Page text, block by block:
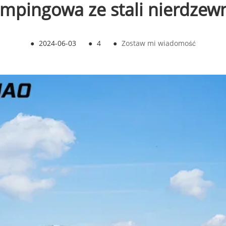
ze stali
● 2024-06-03 ● 4 ● Zostaw mi wiadomość